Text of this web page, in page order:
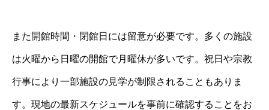
また開館時間・閉館日には留意が必要です。多くの施設
は火曜から日曜の開館で月曜休が多いです。祝日や宗教
行事により一部施設の見学が制限されることもありま
す。現地の最新スケジュールを事前に確認することをお